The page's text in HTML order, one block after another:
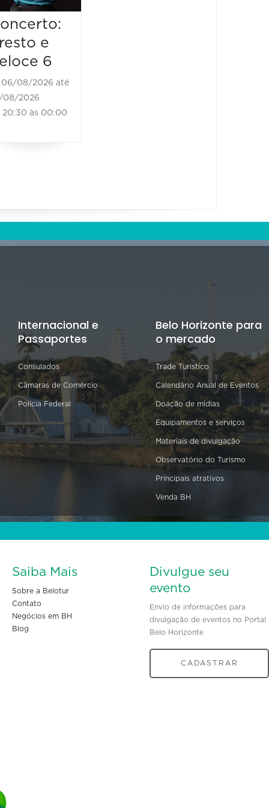
e
6
06/08/2026 até
08/2026
às 00:00
Internacional e
Passaportes
Consulados
Câmaras de Comércio
Polícia Federal
Belo Horizonte para
o mercado
Trade Turístico
Calendário Anual de Eventos
Doação de mídias
Equipamentos e serviços
Materiais de divulgação
Observatório do Turismo
Principais atrativos
Venda BH
Saiba Mais
Sobre a Belotur
Contato
Negócios em BH
Blog
Divulgue seu
evento
Envio de informações para
divulgação de eventos no Portal
Belo Horizonte
CADASTRAR